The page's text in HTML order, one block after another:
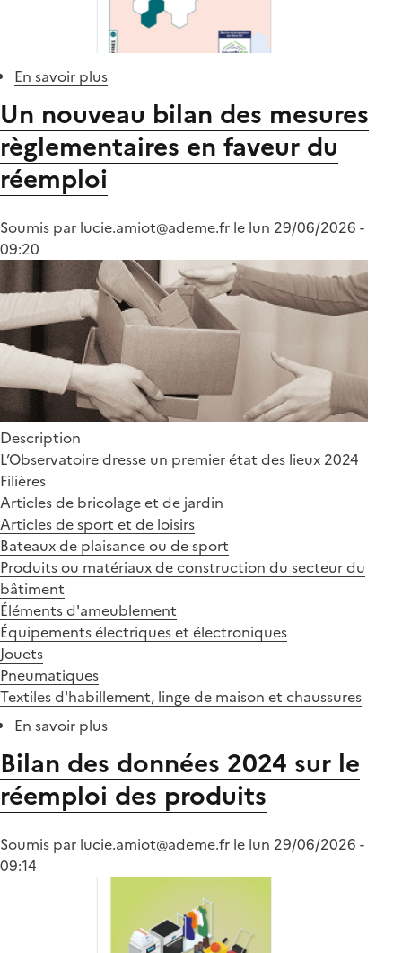
En savoir plus
des
modulations
2025
REP
Un nouveau bilan des mesures
règlementaires en faveur du
réemploi
Soumis par lucie.amiot@ademe.fr le lun 29/06/2026 -
09:20
Description
L’Observatoire dresse un premier état des lieux 2024
Filières
Articles de bricolage et de jardin
Articles de sport et de loisirs
Bateaux de plaisance ou de sport
Produits ou matériaux de construction du secteur du
bâtiment
Éléments d'ameublement
Équipements électriques et électroniques
Jouets
Pneumatiques
Textiles d'habillement, linge de maison et chaussures
En savoir plus
nouveau
bilan
des
règlementaires
en
réemploi
Bilan des données 2024 sur le
réemploi des produits
Soumis par lucie.amiot@ademe.fr le lun 29/06/2026 -
09:14